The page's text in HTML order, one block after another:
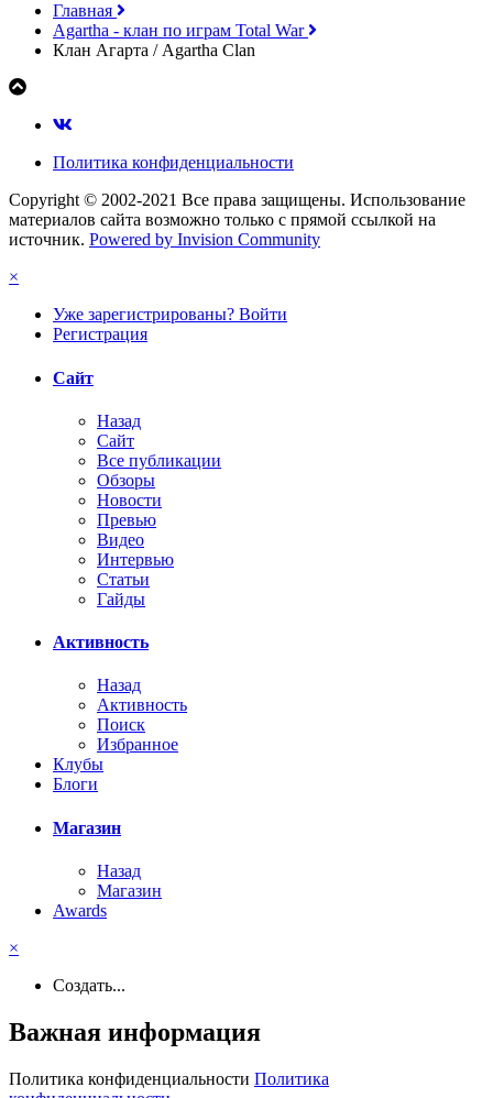
Главная
Аgartha - клан по играм Total War
Клан Агарта / Agartha Clan
Политика конфиденциальности
Copyright © 2002-2021 Все права защищены. Использование
материалов сайта возможно только с прямой ссылкой на
источник. Powered by Invision Community
×
Уже зарегистрированы? Войти
Регистрация
Сайт
Назад
Сайт
Все публикации
Обзоры
Новости
Превью
Видео
Интервью
Статьи
Гайды
Активность
Назад
Активность
Поиск
Избранное
Клубы
Блоги
Магазин
Назад
Магазин
Awards
×
Создать...
Важная информация
Политика конфиденциальности Политика